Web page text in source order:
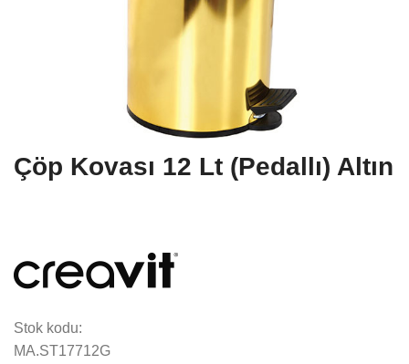
Çöp Kovası 12 Lt (Pedallı) Altın
Stok kodu:
MA.ST17712G